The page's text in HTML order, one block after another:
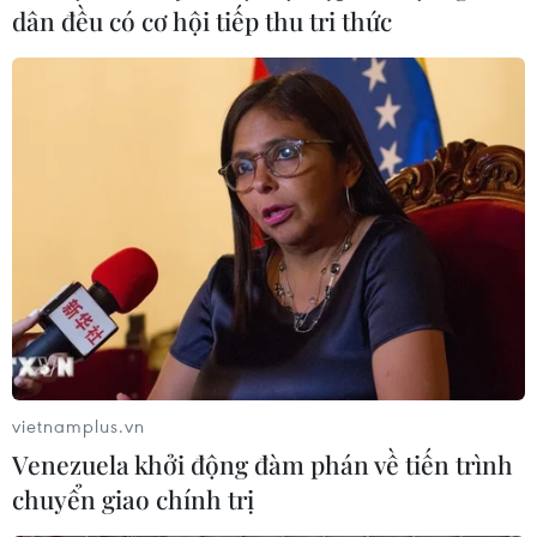
xã hội trong 6 tháng cuối năm 2026
Thị trường bất động sản: Giá nhà
chưa hạ, người mua chọn lọc hơn
Quảng Ninh xử lý nghiêm hành vi
nhũng nhiễu trong giải quyết thủ tục
đất đai
22/07/2026 11:11
Đà Nẵng hoàn thành tháo gỡ gần
dân đều có cơ hội tiếp thu tri thức
vietnamplus.vn
Venezuela khởi động đàm phán về tiến trình
chuyển giao chính trị